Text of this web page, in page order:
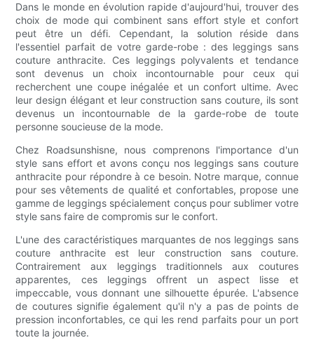
Dans le monde en évolution rapide d'aujourd'hui, trouver des
choix de mode qui combinent sans effort style et confort
peut être un défi. Cependant, la solution réside dans
l'essentiel parfait de votre garde-robe : des leggings sans
couture anthracite. Ces leggings polyvalents et tendance
sont devenus un choix incontournable pour ceux qui
recherchent une coupe inégalée et un confort ultime. Avec
leur design élégant et leur construction sans couture, ils sont
devenus un incontournable de la garde-robe de toute
personne soucieuse de la mode.
Chez Roadsunshisne, nous comprenons l'importance d'un
style sans effort et avons conçu nos leggings sans couture
anthracite pour répondre à ce besoin. Notre marque, connue
pour ses vêtements de qualité et confortables, propose une
gamme de leggings spécialement conçus pour sublimer votre
style sans faire de compromis sur le confort.
L'une des caractéristiques marquantes de nos leggings sans
couture anthracite est leur construction sans couture.
Contrairement aux leggings traditionnels aux coutures
apparentes, ces leggings offrent un aspect lisse et
impeccable, vous donnant une silhouette épurée. L'absence
de coutures signifie également qu'il n'y a pas de points de
pression inconfortables, ce qui les rend parfaits pour un port
toute la journée.